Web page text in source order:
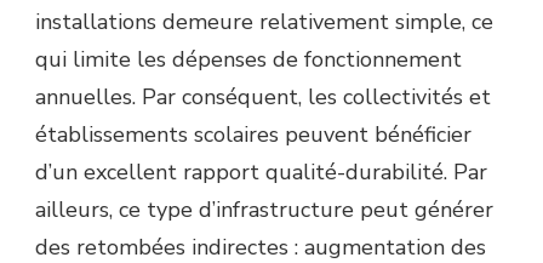
installations demeure relativement simple, ce
qui limite les dépenses de fonctionnement
annuelles. Par conséquent, les collectivités et
établissements scolaires peuvent bénéficier
d’un excellent rapport qualité-durabilité. Par
ailleurs, ce type d’infrastructure peut générer
des retombées indirectes : augmentation des